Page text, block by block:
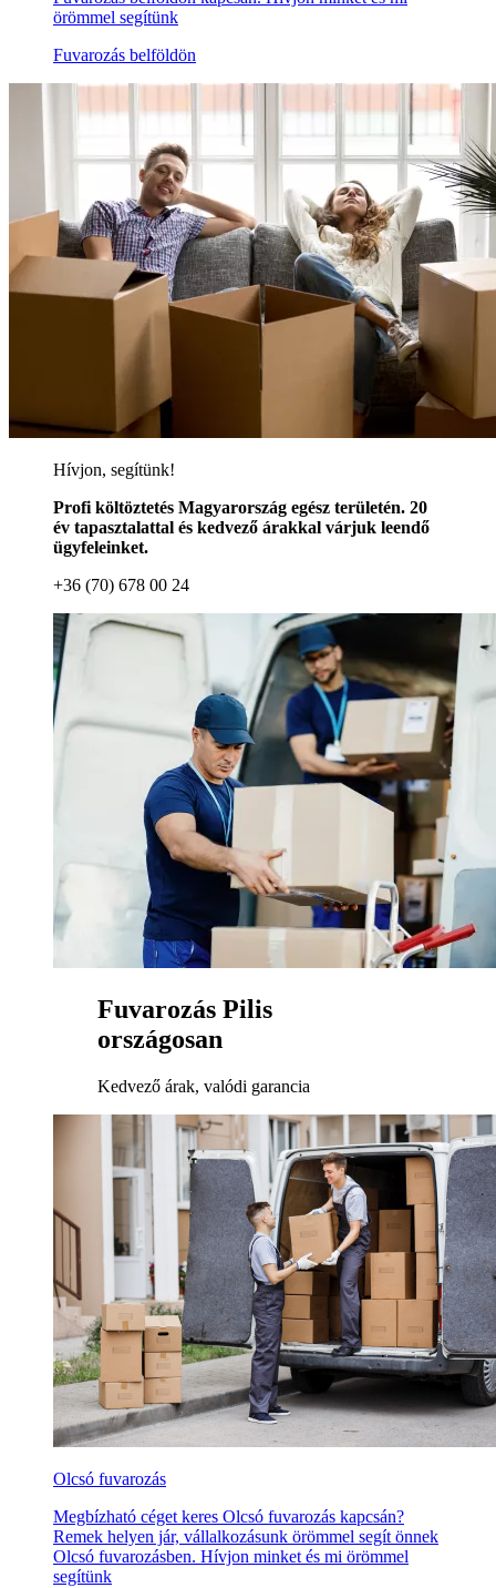
örömmel segítünk
Fuvarozás belföldön
Hívjon, segítünk!
Profi költöztetés Magyarország egész területén. 20
év tapasztalattal és kedvező árakkal várjuk leendő
ügyfeleinket.
+36 (70) 678 00 24
Fuvarozás Pilis
országosan
Kedvező árak, valódi garancia
Olcsó fuvarozás
Megbízható céget keres Olcsó fuvarozás kapcsán?
Remek helyen jár, vállalkozásunk örömmel segít önnek
Olcsó fuvarozásben. Hívjon minket és mi örömmel
segítünk